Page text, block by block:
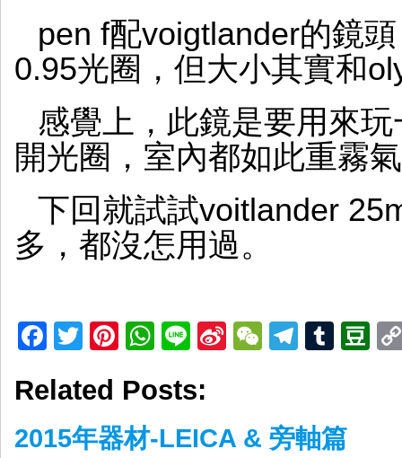
pen f配voigtlander的鏡
0.95光圈，但大小其實和
感覺上，此鏡是要用來
開光圈，室內都如此重霧
下回就試試voitlander
多，都沒怎用過。
Facebook
TwitterPinterest
WhatsApp
LineSinaWeChat
Related Posts:
2015年器材-LEICA & 旁軸篇